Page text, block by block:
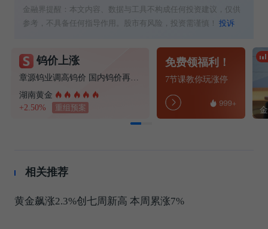
金融界提醒：本文内容、数据与工具不构成任何投资建议，仅供
参考，不具备任何指导作用。股市有风险，投资需谨慎！投诉
钨价上涨
湖南黄金
+2.50%
重组预案
免费领福利！
7节课教你玩涨停
相关推荐
黄金飙涨2.3%创七周新高 本周累涨7%